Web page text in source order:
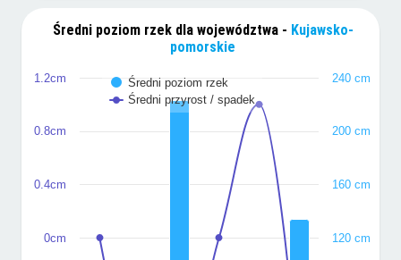
Średni poziom rzek dla województwa - Kujawsko-
pomorskie
Średni poziom rzek
Średni przyrost / spadek
0cm
0.4cm
0.8cm
1.2cm
120 cm
160 cm
200 cm
240 cm